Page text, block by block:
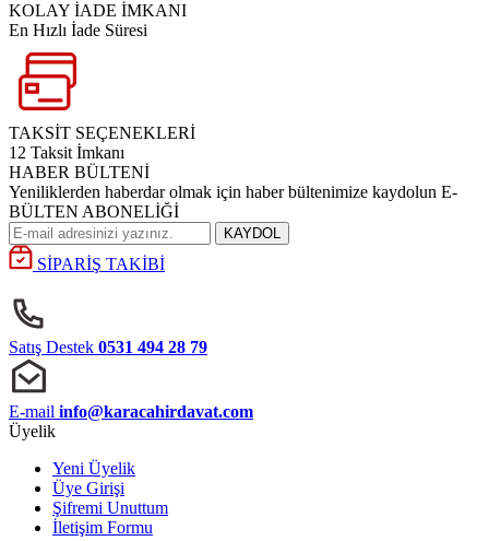
KOLAY İADE İMKANI
En Hızlı İade Süresi
TAKSİT SEÇENEKLERİ
12 Taksit İmkanı
HABER BÜLTENİ
Yeniliklerden haberdar olmak için haber bültenimize kaydolun E-
BÜLTEN ABONELİĞİ
KAYDOL
SİPARİŞ TAKİBİ
Satış Destek 0531 494 28 79
E-mail info@karacahirdavat.com
Üyelik
Yeni Üyelik
Üye Girişi
Şifremi Unuttum
İletişim Formu